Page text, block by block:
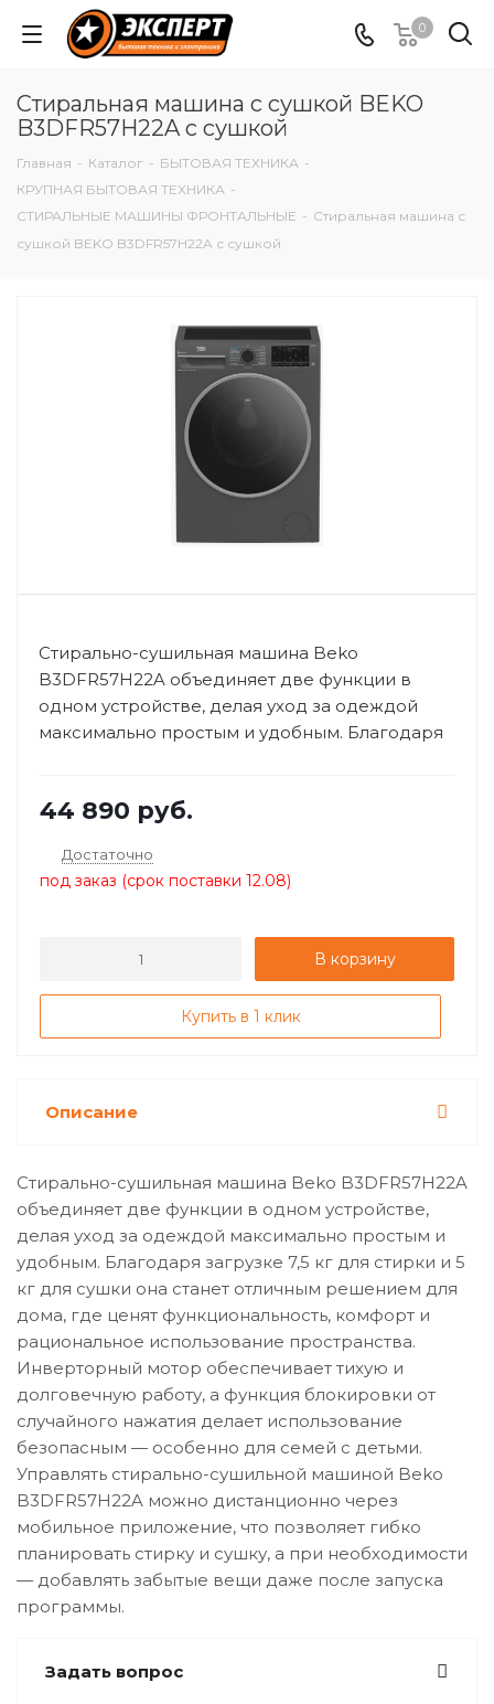
0
Стиральная машина с сушкой BEKO
B3DFR57H22A с сушкой
Главная - Каталог - БЫТОВАЯ ТЕХНИКА -
КРУПНАЯ БЫТОВАЯ ТЕХНИКА -
СТИРАЛЬНЫЕ МАШИНЫ ФРОНТАЛЬНЫЕ - Стиральная машина с
сушкой BEKO B3DFR57H22A с сушкой
Стирально-сушильная машина Beko
B3DFR57H22A объединяет две функции в
одном устройстве, делая уход за одеждой
максимально простым и удобным. Благодаря
44 890 руб.
Достаточно
под заказ (срок поставки 12.08)
В корзину
Купить в 1 клик
Описание
Стирально-сушильная машина Beko B3DFR57H22A
объединяет две функции в одном устройстве,
делая уход за одеждой максимально простым и
удобным. Благодаря загрузке 7,5 кг для стирки и 5
кг для сушки она станет отличным решением для
дома, где ценят функциональность, комфорт и
рациональное использование пространства.
Инверторный мотор обеспечивает тихую и
долговечную работу, а функция блокировки от
случайного нажатия делает использование
безопасным — особенно для семей с детьми.
Управлять стирально-сушильной машиной Beko
B3DFR57H22A можно дистанционно через
мобильное приложение, что позволяет гибко
планировать стирку и сушку, а при необходимости
— добавлять забытые вещи даже после запуска
программы.
Задать вопрос